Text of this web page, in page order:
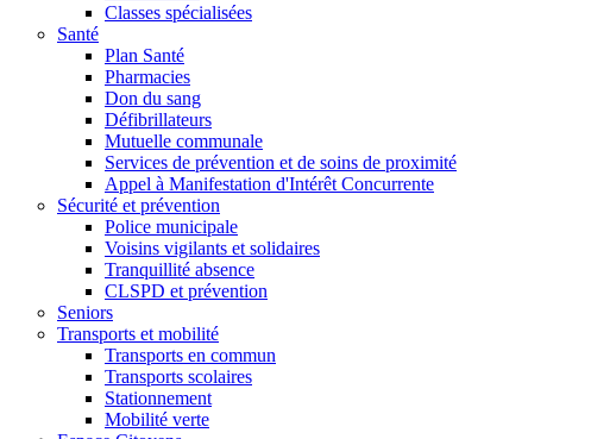
Classes spécialisées
Santé
Plan Santé
Pharmacies
Don du sang
Défibrillateurs
Mutuelle communale
Services de prévention et de soins de proximité
Appel à Manifestation d'Intérêt Concurrente
Sécurité et prévention
Police municipale
Voisins vigilants et solidaires
Tranquillité absence
CLSPD et prévention
Seniors
Transports et mobilité
Transports en commun
Transports scolaires
Stationnement
Mobilité verte